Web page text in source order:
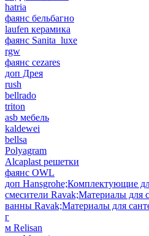
hatria
фаянс бельбагно
laufen керамика
фаянс Sanita_luxe
rgw
фаянс cezares
доп Дрея
rush
bellrado
triton
asb мебель
kaldewei
bellsa
Polyagram
Alcaplast решетки
фаянс OWL
доп Hansgrohe;Комплектующие
смесители Ravak;Материалы для
ванны Ravak;Материалы для
г
м Relisan